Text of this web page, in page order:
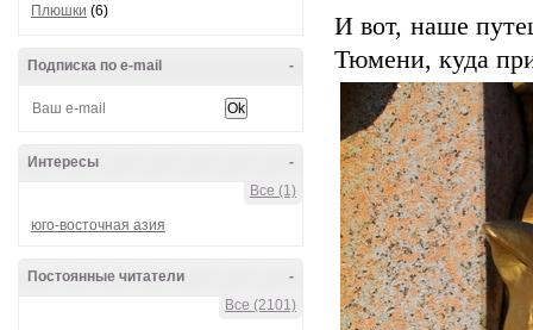
Плюшки (6)
-
Подписка по e-mail
-
Интересы
Все (1)
юго-восточная азия
-
Постоянные читатели
Все (2101)
И вот, наше
Тюмени, куда